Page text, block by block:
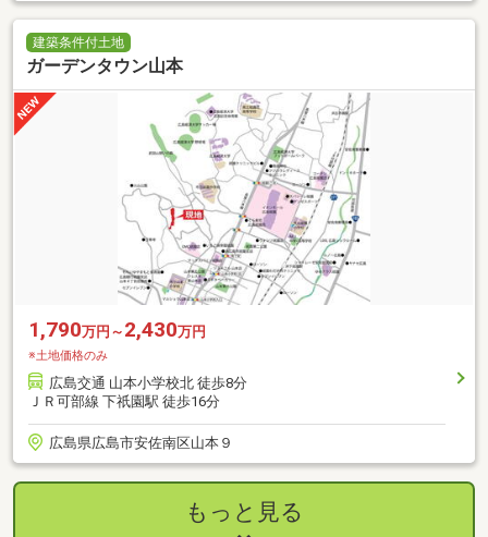
建築条件付土地
ガーデンタウン山本
1,790万円～ 2,430万円
※土地価格のみ
広島交通 山本小学校北 徒歩8分
ＪＲ可部線 下祇園駅 徒歩16分
広島県広島市安佐南区山本９
もっと見る